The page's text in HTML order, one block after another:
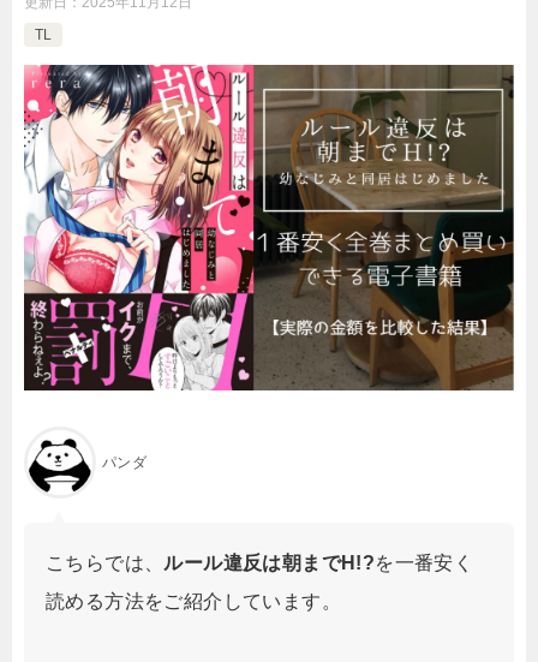
TL
パンダ
こちらでは、 ルール違反は朝までH!?を一番安く
読める方法をご紹介しています。